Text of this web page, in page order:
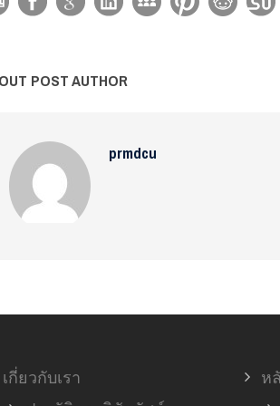
POST AUTHOR
prmdcu
เกี่ยวกับเรา
ห